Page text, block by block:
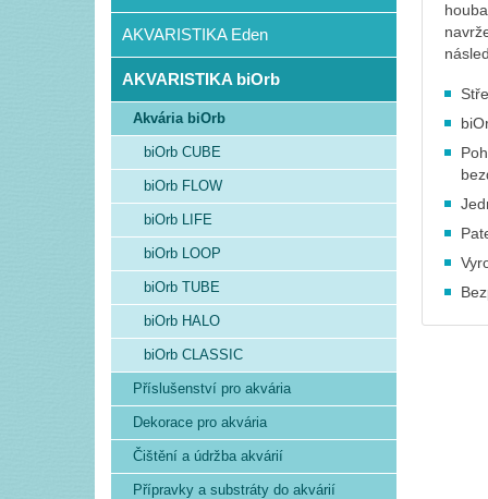
AKVARISTIKA Eden
AKVARISTIKA biOrb
Akvária biOrb
biOrb CUBE
biOrb FLOW
biOrb LIFE
biOrb LOOP
biOrb TUBE
biOrb HALO
biOrb CLASSIC
Příslušenství pro akvária
Dekorace pro akvária
Čištění a údržba akvárií
Přípravky a substráty do akvárií